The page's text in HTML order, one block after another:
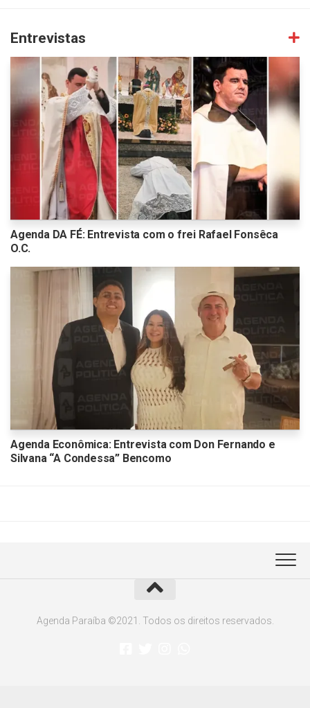
Entrevistas
Agenda DA FÉ: Entrevista com o frei Rafael Fonsêca
O.C.
Agenda Econômica: Entrevista com Don Fernando e
Silvana “A Condessa” Bencomo
Agenda Paraíba ©2021. Todos os direitos reservados.